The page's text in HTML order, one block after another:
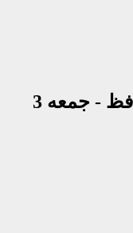
بازدید از آرامگاه حافظ - جمعه 3